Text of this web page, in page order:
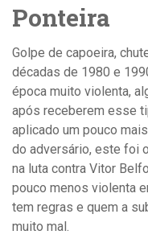
Ponteira
Golpe de capoeira,
décadas de 1980 e
época muito violenta,
após receberem esse
aplicado um pouco
do adversário, este foi
na luta contra Vitor
pouco menos violenta
tem regras e quem a
muito mal.